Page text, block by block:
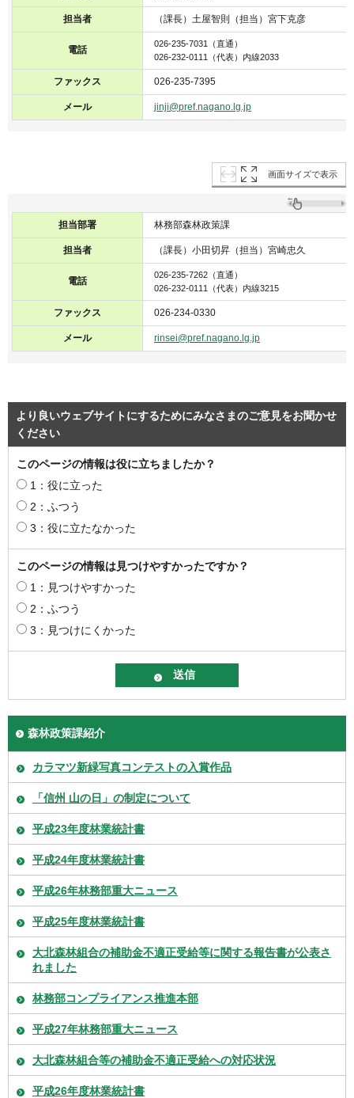
担当者 （課長）土屋智則（担当）宮下克彦
電話
026-235-7031（直通）
026-232-0111（代表）内線2033
ファックス 026-235-7395
メール jinji@pref.nagano.lg.jp
画面サイズで表示
担当部署 林務部森林政策課
担当者 （課長）小田切昇（担当）宮崎忠久
電話
026-235-7262（直通）
026-232-0111（代表）内線3215
ファックス 026-234-0330
メール rinsei@pref.nagano.lg.jp
より良いウェブサイトにするためにみなさまのご意見をお聞かせ
ください
このページの情報は役に立ちましたか？
1：役に立った
2：ふつう
3：役に立たなかった
このページの情報は見つけやすかったですか？
1：見つけやすかった
2：ふつう
3：見つけにくかった
森林政策課紹介
カラマツ新緑写真コンテストの入賞作品
「信州 山の日」の制定について
平成23年度林業統計書
平成24年度林業統計書
平成26年林務部重大ニュース
平成25年度林業統計書
大北森林組合の補助金不適正受給等に関する報告書が公表さ
れました
林務部コンプライアンス推進本部
平成27年林務部重大ニュース
大北森林組合等の補助金不適正受給への対応状況
平成26年度林業統計書